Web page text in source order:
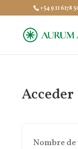
+54 9 11 6178
Acceder
Nombre